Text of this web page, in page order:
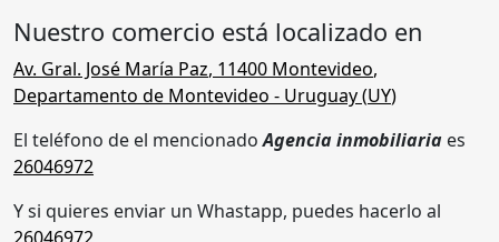
Nuestro comercio está localizado en
Av. Gral. José María Paz, 11400 Montevideo,
Departamento de Montevideo - Uruguay (UY)
El teléfono de el mencionadoAgencia inmobiliaria es
26046972
Y si quieres enviar un Whastapp, puedes hacerlo al
26046972